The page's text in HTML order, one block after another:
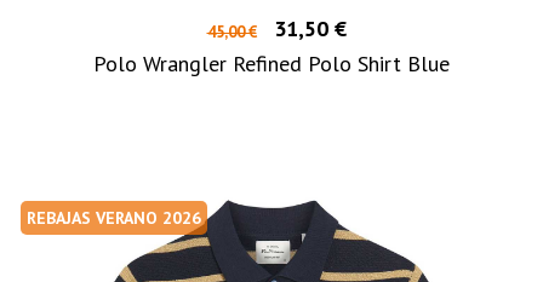
45,00 €
31,50 €
Polo Wrangler Refined Polo Shirt Blue
REBAJAS VERANO 2026